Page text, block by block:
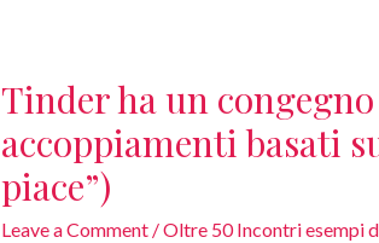
Tinder ha un
accoppiamenti basati
piace”)
Leave a Comment /Oltre 50 Incontri esempi